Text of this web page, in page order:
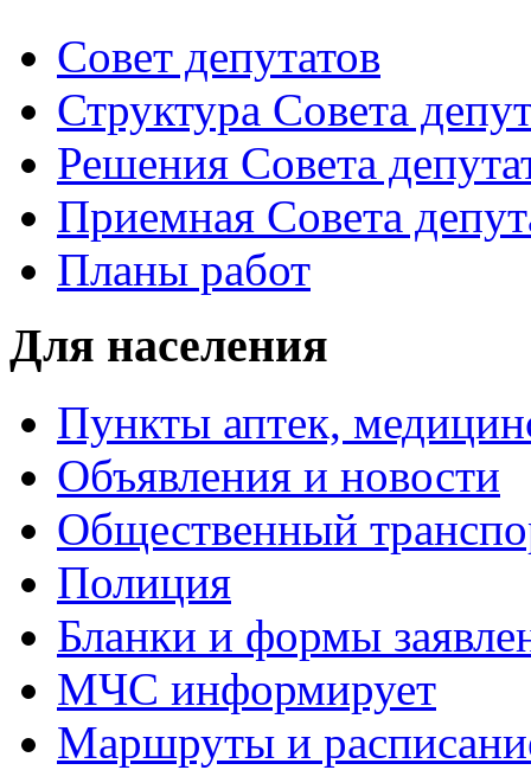
Совет депутатов
Структура Совета
Решения Совета
Приемная Совета
Планы работ
Для населения
Пункты аптек,
Объявления и новости
Общественный
Полиция
Бланки и формы
МЧС информирует
Маршруты и